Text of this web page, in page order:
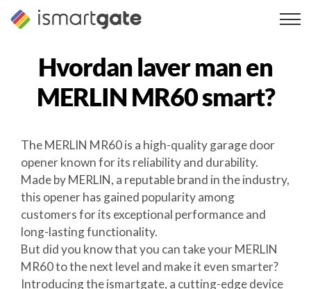
Spring
Hvordan laver man en
MERLIN MR60smart?
The MERLIN MR60 is a high-quality garage door
opener known for its reliability and durability.
Made by MERLIN, a reputable brand in the industry,
this opener has gained popularity among
customers for its exceptional performance and
long-lasting functionality.
But did you know that you can take your MERLIN
MR60 to the next level and make it even smarter?
Introducing the ismartgate, a cutting-edge device